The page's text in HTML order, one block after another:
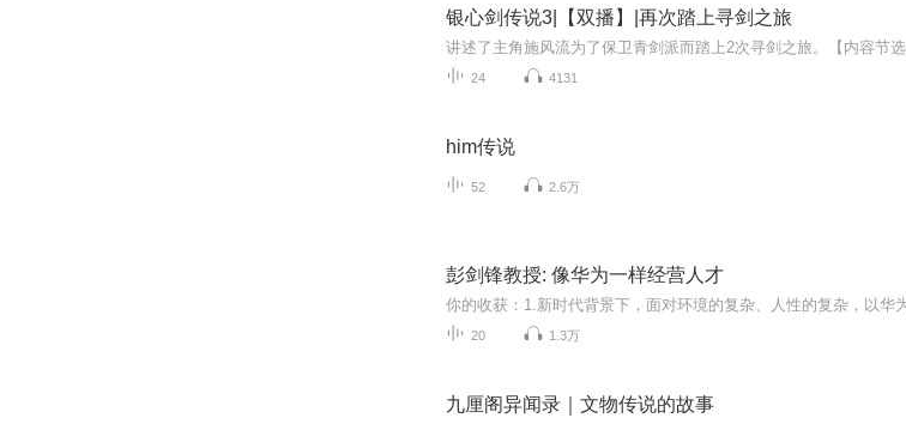
银心剑传说3|【双播】|再次踏上寻剑之旅
24 4131
him传说
52 2.6万
彭剑锋教授: 像华为一样经营人才
20 1.3万
九厘阁异闻录｜文物传说的故事